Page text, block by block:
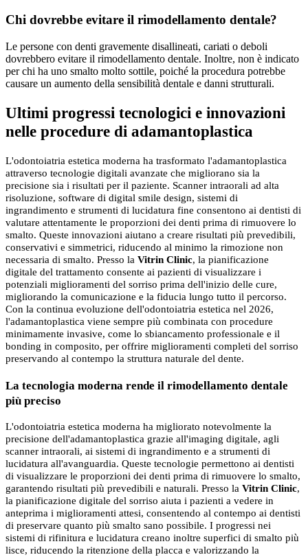
Chi dovrebbe evitare il rimodellamento dentale?
Le persone con denti gravemente disallineati, cariati o deboli
dovrebbero evitare il rimodellamento dentale. Inoltre, non è indicato
per chi ha uno smalto molto sottile, poiché la procedura potrebbe
causare un aumento della sensibilità dentale e danni strutturali.
Ultimi progressi tecnologici e innovazioni
nelle procedure di adamantoplastica
L'odontoiatria estetica moderna ha trasformato l'adamantoplastica
attraverso tecnologie digitali avanzate che migliorano sia la
precisione sia i risultati per il paziente. Scanner intraorali ad alta
risoluzione, software di digital smile design, sistemi di
ingrandimento e strumenti di lucidatura fine consentono ai dentisti di
valutare attentamente le proporzioni dei denti prima di rimuovere lo
smalto. Queste innovazioni aiutano a creare risultati più prevedibili,
conservativi e simmetrici, riducendo al minimo la rimozione non
necessaria di smalto. Presso la Vitrin Clinic, la pianificazione
digitale del trattamento consente ai pazienti di visualizzare i
potenziali miglioramenti del sorriso prima dell'inizio delle cure,
migliorando la comunicazione e la fiducia lungo tutto il percorso.
Con la continua evoluzione dell'odontoiatria estetica nel 2026,
l'adamantoplastica viene sempre più combinata con procedure
minimamente invasive, come lo sbiancamento professionale e il
bonding in composito, per offrire miglioramenti completi del sorriso
preservando al contempo la struttura naturale del dente.
La tecnologia moderna rende il rimodellamento dentale
più preciso
L'odontoiatria estetica moderna ha migliorato notevolmente la
precisione dell'adamantoplastica grazie all'imaging digitale, agli
scanner intraorali, ai sistemi di ingrandimento e a strumenti di
lucidatura all'avanguardia. Queste tecnologie permettono ai dentisti
di visualizzare le proporzioni dei denti prima di rimuovere lo smalto,
garantendo risultati più prevedibili e naturali. Presso la Vitrin Clinic,
la pianificazione digitale del sorriso aiuta i pazienti a vedere in
anteprima i miglioramenti attesi, consentendo al contempo ai dentisti
di preservare quanto più smalto sano possibile. I progressi nei
sistemi di rifinitura e lucidatura creano inoltre superfici di smalto più
lisce, riducendo la ritenzione della placca e valorizzando la